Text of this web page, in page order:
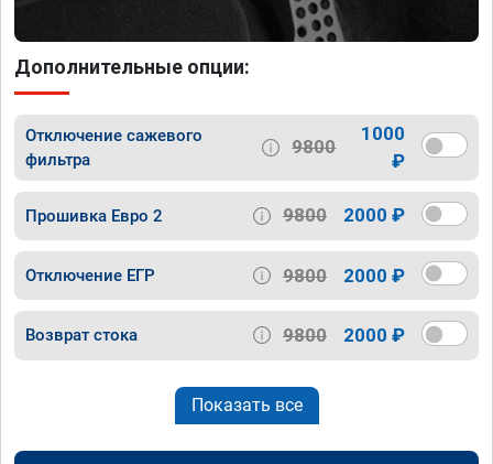
Дополнительные опции:
Отключение сажевого
фильтра
9800
1000
₽
Прошивка Евро 2 9800 2000 ₽
Отключение ЕГР 9800 2000 ₽
Возврат стока 9800 2000 ₽
Показать все